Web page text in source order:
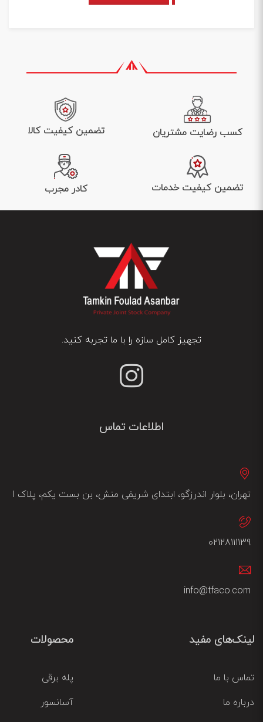
کسب رضایت مشتریان تضمین کیفیت کالا
تضمین کیفیت خدمات کادر مجرب
اطلاعات تماس
تهران، بلوار اندرزگو، ابتدای شریفی منش، بن بست یکم، پلاک 1
02128111139
info@tfaco.com
تجهیز کامل سازه را با ما تجربه کنید.
لینک‌های مفید
تماس با ما
درباره ما
محصولات
پله برقی
آسانسور